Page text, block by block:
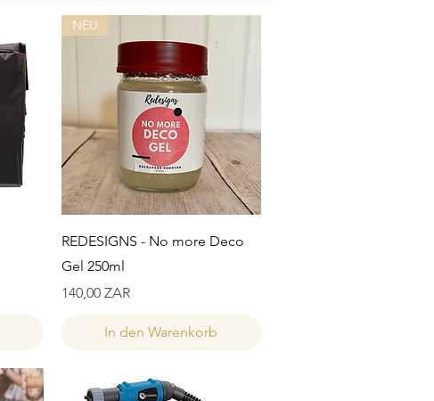
Schnellansicht
NEU
REDESIGNS - No more Deco
Gel 250ml
Preis
140,00 ZAR
In den Warenkorb